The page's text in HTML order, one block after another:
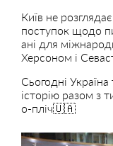
Київ не
поступок щодо
ані для
Херсоном і
Сьогодні
історію разом з
о-пліч🇺🇦